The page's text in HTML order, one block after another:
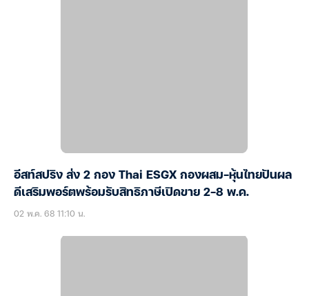
อีสท์สปริง ส่ง 2 กอง Thai ESGX กองผสม-หุ้นไทยปันผล
ดีเสริมพอร์ตพร้อมรับสิทธิภาษีเปิดขาย 2-8 พ.ค.
02 พ.ค. 68 11:10 น.